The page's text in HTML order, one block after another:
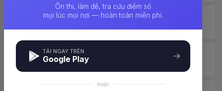
単純 たんじゅん
Ôn thi, làm đề, tra cứu điểm số
mọi lúc mọi nơi — hoàn toàn miễn phí.
TẢI NGAY TRÊN
Google Play
hoặc